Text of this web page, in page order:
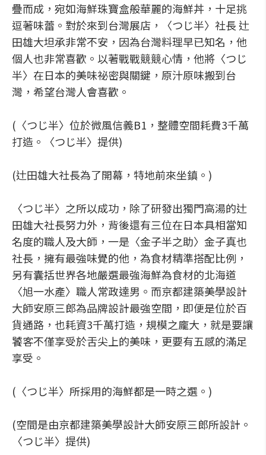
疊而成，宛如海鮮珠寶盒般華麗的海鮮丼，十足挑
逗著味蕾。對於來到台灣展店，〈つじ半〉社長 辻
田雄大坦承非常不安，因為台灣料理早已知名，他
個人也非常喜歡。以著戰戰競競心情，他將〈つじ
半〉在日本的美味祕密與關鍵，原汁原味搬到台
灣，希望台灣人會喜歡。
(〈つじ半〉位於微風信義B1，整體空間耗費3千萬
打造。〈つじ半〉提供)
(辻田雄大社長為了開幕，特地前來坐鎮。)
〈つじ半〉之所以成功，除了研發出獨門高湯的辻
田雄大社長努力外，背後還有三位在日本具相當知
名度的職人及大師，一是〈金子半之助〉金子真也
社長，擁有最強味覺的他，為食材精準搭配比例，
另有囊括世界各地嚴選最強海鮮為食材的北海道
〈旭一水產〉職人常政達男。而京都建築美學設計
大師安原三郎為品牌設計最強空間，即便是位於百
貨通路，也耗資3千萬打造，規模之龐大，就是要讓
饕客不僅享受於舌尖上的美味，更要有五感的滿足
享受。
(〈つじ半〉所採用的海鮮都是一時之選。)
(空間是由京都建築美學設計大師安原三郎所設計。
〈つじ半〉提供)